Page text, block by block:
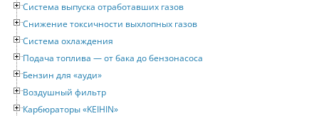
Система выпуска отработавших газов
Снижение токсичности выхлопных газов
Система охлаждения
Подача топлива — от бака до бензонасоса
Бензин для «ауди»
Воздушный фильтр
Карбюраторы «KEIHIN»